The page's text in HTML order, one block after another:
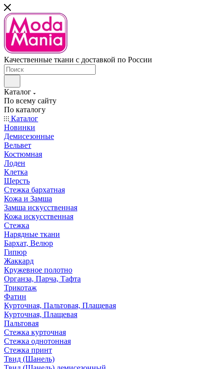
Качественные ткани с доставкой по России
Каталог
По всему сайту
По каталогу
Каталог
Новинки
Демисезонные
Вельвет
Костюмная
Лоден
Клетка
Шерсть
Стежка бархатная
Кожа и Замша
Замша искусственная
Кожа искусственная
Стежка
Нарядные ткани
Бархат, Велюр
Гипюр
Жаккард
Кружевное полотно
Органза, Парча, Тафта
Трикотаж
Фатин
Курточная, Пальтовая, Плащевая
Курточная, Плащевая
Пальтовая
Стежка курточная
Стежка однотонная
Стежка принт
Твид (Шанель)